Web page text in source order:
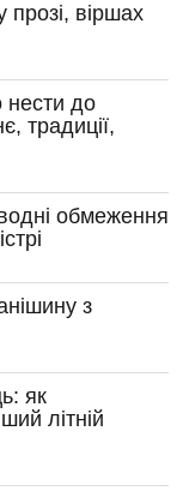
віршах
нести до
традиції,
обмеження
з
як
літній